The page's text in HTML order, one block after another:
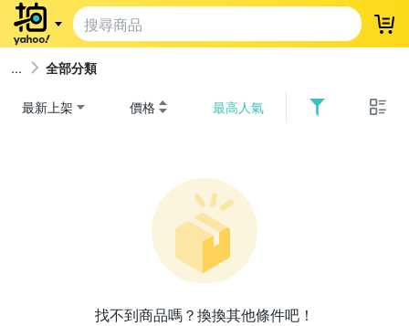
登
全部分類
最新上架 價格 最高人氣
找不到商品嗎？換換其他條件吧！